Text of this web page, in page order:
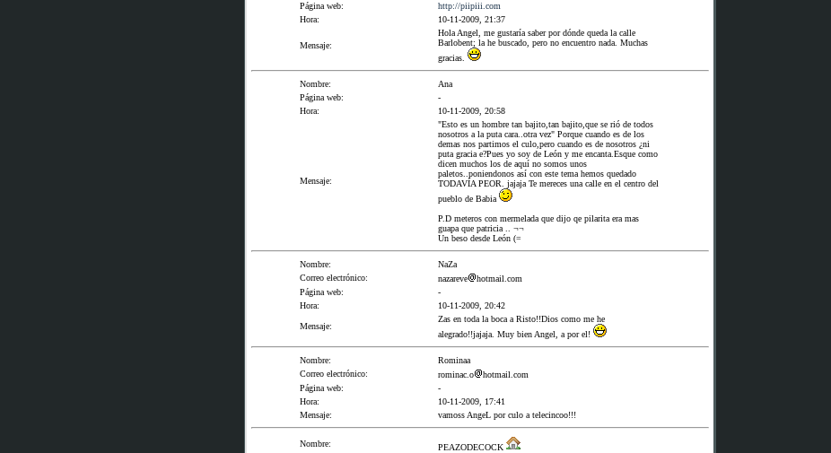
Página web:
http://piipiii.com
Hora:
10-11-2009, 21:37
Mensaje:
Hola Angel, me gustaría saber por dónde queda la calle
Barlobent; la he buscado, pero no encuentro nada. Muchas
gracias.
Nombre:
Ana
Página web:
-
Hora:
10-11-2009, 20:58
Mensaje:
"Esto es un hombre tan bajito,tan bajito,que se rió de todos
nosotros a la puta cara..otra vez" Porque cuando es de los
demas nos partimos el culo,pero cuando es de nosotros ¿ni
puta gracia e?Pues yo soy de León y me encanta.Esque como
dicen muchos los de aquí no somos unos
paletos..poniendonos así con este tema hemos quedado
TODAVÍA PEOR. jajaja Te mereces una calle en el centro del
pueblo de Babia
P.D meteros con mermelada que dijo qe pilarita era mas
guapa que patricia .. ¬¬
Un beso desde León (=
Nombre:
NaZa
Correo electrónico:
nazareve
hotmail.com
Página web:
-
Hora:
10-11-2009, 20:42
Mensaje:
Zas en toda la boca a Risto!!Dios como me he
alegrado!!jajaja. Muy bien Angel, a por el!
Nombre:
Rominaa
Correo electrónico:
rominac.o
hotmail.com
Página web:
-
Hora:
10-11-2009, 17:41
Mensaje:
vamoss AngeL por culo a telecincoo!!!
Nombre: PEAZODECOCK